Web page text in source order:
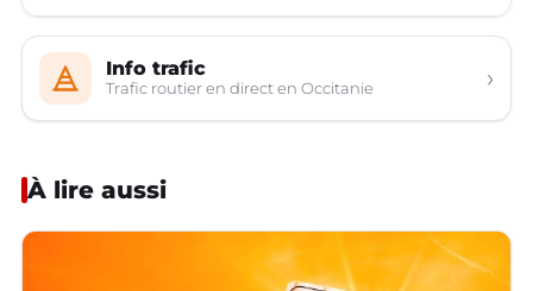
Info trafic
Trafic routier en direct en Occitanie ›
À lire aussi